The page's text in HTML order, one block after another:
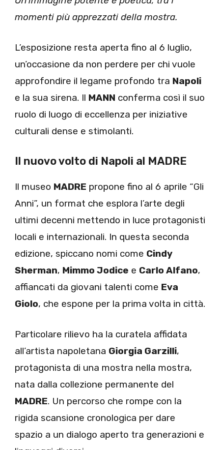
momenti più apprezzati della mostra.
L’esposizione resta aperta fino al 6 luglio,
un’occasione da non perdere per chi vuole
approfondire il legame profondo tra Napoli
e la sua sirena. Il MANN conferma così il suo
ruolo di luogo di eccellenza per iniziative
culturali dense e stimolanti.
Il nuovo volto di Napoli al MADRE
Il museo MADRE propone fino al 6 aprile “Gli
Anni”, un format che esplora l’arte degli
ultimi decenni mettendo in luce protagonisti
locali e internazionali. In questa seconda
edizione, spiccano nomi come Cindy
Sherman, Mimmo Jodice e Carlo Alfano,
affiancati da giovani talenti come Eva
Giolo, che espone per la prima volta in città.
Particolare rilievo ha la curatela affidata
all’artista napoletana Giorgia Garzilli,
protagonista di una mostra nella mostra,
nata dalla collezione permanente del
MADRE. Un percorso che rompe con la
rigida scansione cronologica per dare
spazio a un dialogo aperto tra generazioni e